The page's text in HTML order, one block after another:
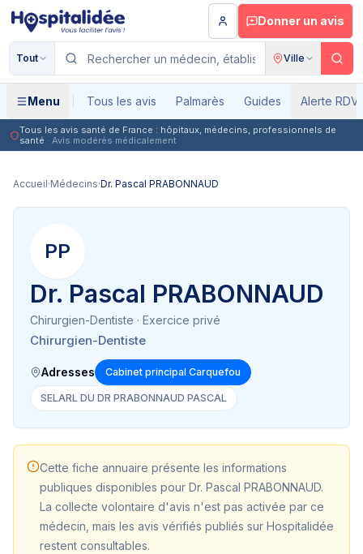
Aller au contenu principal
Donner un avis
Tout Ville
Menu Tous les avis Palmarès Guides Alerte RDV
Tous les avis santé de France : hôpitaux, médecins, professionnels de
santé · Avis modérés médicalement
Accueil·Médecins·Dr. Pascal PRABONNAUD
PP
Dr. Pascal PRABONNAUD
Chirurgien-Dentiste · Exercice privé
Chirurgien-Dentiste
Adresses Cabinet principal Carquefou
SELARL DU DR PRABONNAUD PASCAL
Cette fiche annuaire présente les informations
publiques disponibles pour Dr. Pascal PRABONNAUD.
La collecte volontaire d'avis n'est pas activée par ce
médecin, mais les avis vérifiés publiés sur Hospitalidée
restent consultables.